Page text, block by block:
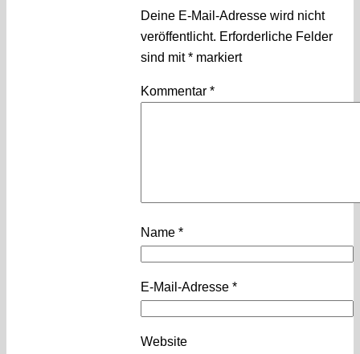
Deine E-Mail-Adresse wird nicht
veröffentlicht. Erforderliche Felder
sind mit* markiert
Kommentar *
Name *
E-Mail-Adresse *
Website